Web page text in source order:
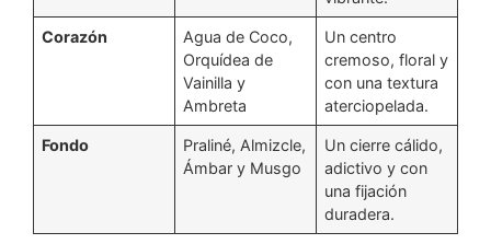
Corazón
Agua de Coco,
Orquídea de
Vainilla y
Ambreta
Un centro
cremoso, floral y
con una textura
aterciopelada.
Fondo
Praliné, Almizcle,
Ámbar y Musgo
Un cierre cálido,
adictivo y con
una fijación
duradera.